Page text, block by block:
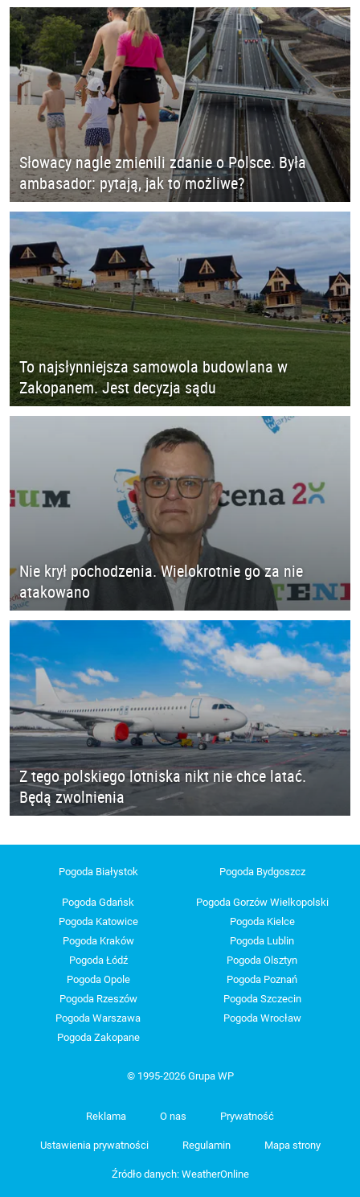
Słowacy nagle zmienili zdanie o Polsce. Była
ambasador: pytają, jak to możliwe?
To najsłynniejsza samowola budowlana w
Zakopanem. Jest decyzja sądu
Nie krył pochodzenia. Wielokrotnie go za nie
atakowano
Z tego polskiego lotniska nikt nie chce latać.
Będą zwolnienia
Pogoda Białystok Pogoda Bydgoszcz
Pogoda Gdańsk
Pogoda Gorzów Wielkopolski
Pogoda Katowice
Pogoda Kielce
Pogoda Kraków
Pogoda Lublin
Pogoda Łódź
Pogoda Olsztyn
Pogoda Opole
Pogoda Poznań
Pogoda Rzeszów
Pogoda Szczecin
Pogoda Warszawa
Pogoda Wrocław
Pogoda Zakopane
© 1995-2026 Grupa WP
Reklama O nas Prywatność
Ustawienia prywatności Regulamin Mapa strony
Źródło danych: WeatherOnline